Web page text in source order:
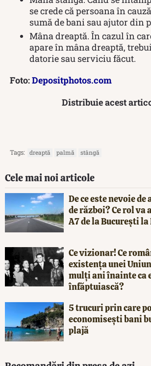
se crede că persoana în
sumă de bani sau ajutor din
Mâna dreaptă. În cazul în
apare în mâna dreaptă,
datorie sau serviciu făcut.
Foto:Depositphotos.com
Distribuie acest
Tags: dreaptă palmă stângă
Cele mai noi articole
De ce este nevoie
de război? Ce rol va
A7 de la București
Ce vizionar! Ce
existența unei
mulți ani înainte ca
înfăptuiască?
5 trucuri prin care
economisești bani
plajă